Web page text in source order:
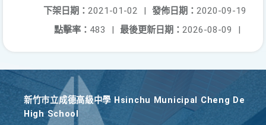
發佈日期： 2020-09-19
下架日期： 2021-01-02
|
最後更新日期： 2026-08-09 |
點擊率： 483 |
新竹巿立成德高級中學 Hsinchu Municipal Cheng De
High School